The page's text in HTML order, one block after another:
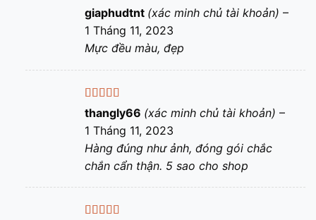
Được xếp
hạng55 sao
giaphudtnt (xác minh chủ tài khoản) –
1 Tháng 11, 2023
Mực đều màu, đẹp
Được xếp
hạng55 sao
thangly66 (xác minh chủ tài khoản) –
1 Tháng 11, 2023
Hàng đúng như ảnh, đóng gói chắc
chắn cẩn thận. 5 sao cho shop